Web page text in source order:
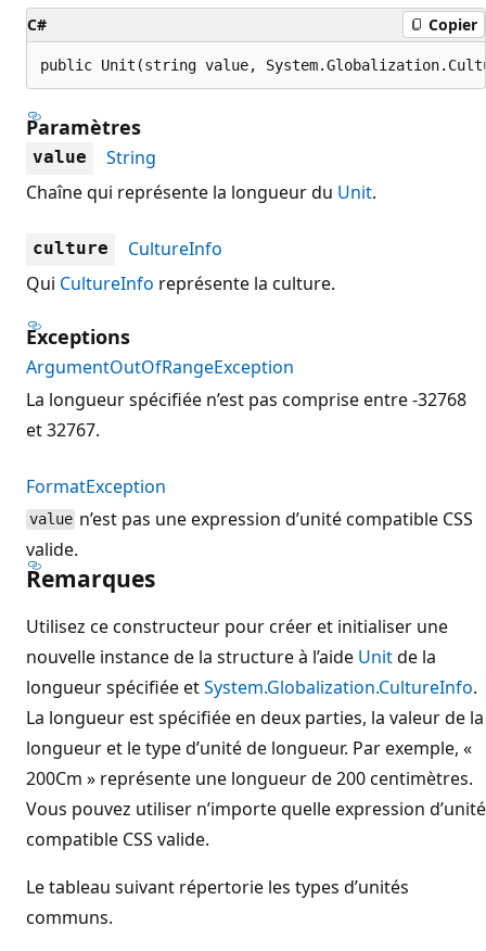
C# Copier
public Unit(string value,
Paramètres
value
String
Chaîne qui représente la longueur du Unit.
culture
CultureInfo
Qui CultureInfo représente la culture.
Exceptions
ArgumentOutOfRangeException
La longueur spécifiée n’est pas comprise entre -32768
et 32767.
FormatException
value n’est pas une expression d’unité compatible CSS
valide.
Remarques
Utilisez ce constructeur pour créer et initialiser une
nouvelle instance de la structure à l’aide Unitde la
longueur spécifiée etSystem.Globalization.CultureInfo.
La longueur est spécifiée en deux parties, la valeur de la
longueur et le type d’unité de longueur. Par exemple, «
200Cm » représente une longueur de 200 centimètres.
Vous pouvez utiliser n’importe quelle expression d’unité
compatible CSS valide.
Le tableau suivant répertorie les types d’unités
communs.